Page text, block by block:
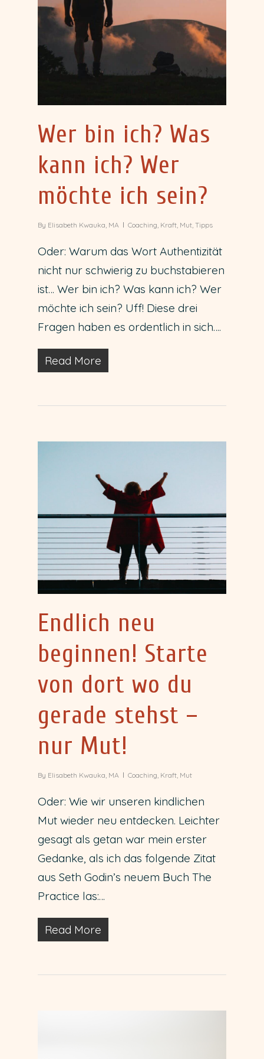
Wer bin ich? Was
kann ich? Wer
möchte ich sein?
By Elisabeth Kwauka, MA Coaching Kraft Mut Tipps
Oder: Warum das Wort Authentizität
nicht nur schwierig zu buchstabieren
ist… Wer bin ich? Was kann ich? Wer
möchte ich sein? Uff! Diese drei
Fragen haben es ordentlich in sich….
Read More
Endlich neu
beginnen! Starte
von dort wo du
gerade stehst –
nur Mut!
By Elisabeth Kwauka, MA Coaching Kraft Mut
Oder: Wie wir unseren kindlichen
Mut wieder neu entdecken. Leichter
gesagt als getan war mein erster
Gedanke, als ich das folgende Zitat
aus Seth Godin’s neuem Buch The
Practice las:…
Read More